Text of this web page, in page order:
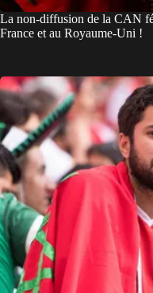
La non-diffusion de la CAN
France et au Royaume-Uni !